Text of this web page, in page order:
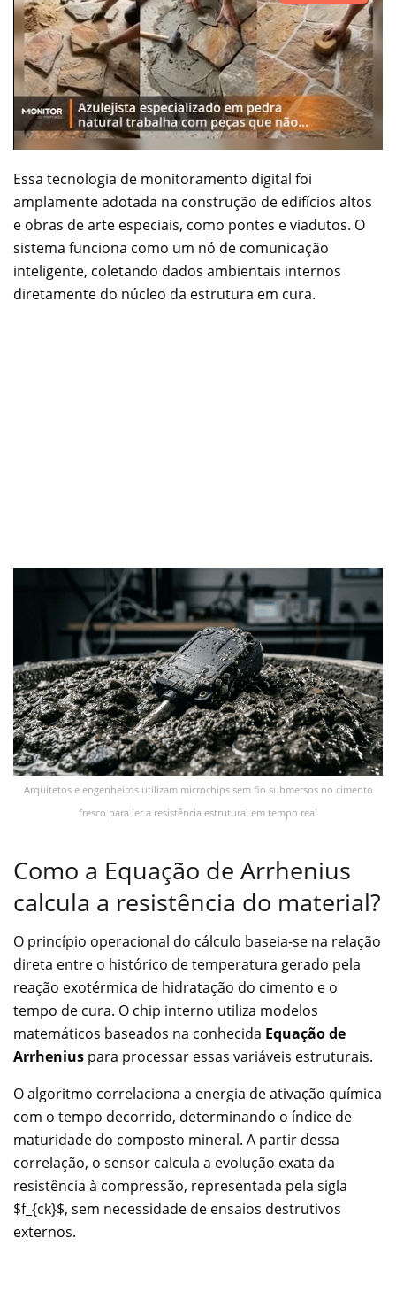
Essa tecnologia de monitoramento digital foi
amplamente adotada na construção de edifícios altos
e obras de arte especiais, como pontes e viadutos. O
sistema funciona como um nó de comunicação
inteligente, coletando dados ambientais internos
diretamente do núcleo da estrutura em cura.
Arquitetos e engenheiros utilizam microchips sem fio submersos no cimento
fresco para ler a resistência estrutural em tempo real
Como a Equação de Arrhenius
calcula a resistência do material?
O princípio operacional do cálculo baseia-se na relação
direta entre o histórico de temperatura gerado pela
reação exotérmica de hidratação do cimento e o
tempo de cura. O chip interno utiliza modelos
matemáticos baseados na conhecida Equação de
Arrhenius para processar essas variáveis estruturais.
O algoritmo correlaciona a energia de ativação química
com o tempo decorrido, determinando o índice de
maturidade do composto mineral. A partir dessa
correlação, o sensor calcula a evolução exata da
resistência à compressão, representada pela sigla
$f_{ck}$, sem necessidade de ensaios destrutivos
externos.